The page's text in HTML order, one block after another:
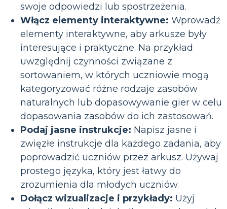
swoje odpowiedzi lub spostrzeżenia.
Włącz elementy interaktywne: Wprowadź
elementy interaktywne, aby arkusze były
interesujące i praktyczne. Na przykład
uwzględnij czynności związane z
sortowaniem, w których uczniowie mogą
kategoryzować różne rodzaje zasobów
naturalnych lub dopasowywanie gier w celu
dopasowania zasobów do ich zastosowań.
Podaj jasne instrukcje: Napisz jasne i
zwięzłe instrukcje dla każdego zadania, aby
poprowadzić uczniów przez arkusz. Używaj
prostego języka, który jest łatwy do
zrozumienia dla młodych uczniów.
Dołącz wizualizacje i przykłady: Użyj